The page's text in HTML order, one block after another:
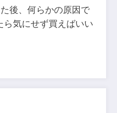
後、何らかの原因で
ら気にせず買えばいい